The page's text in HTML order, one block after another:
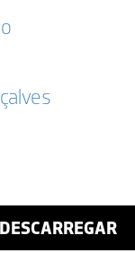
DESCARREGAR